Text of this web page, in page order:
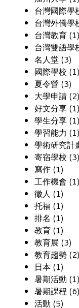
台灣國際學
台灣外僑學
台灣教育 (1)
台灣雙語學
名人堂 (3)
國際學校 (1)
夏令營 (3)
大學申請 (2)
好文分享 (1)
學生分享 (1)
學習能力 (1)
學術研究計
寄宿學校 (3)
寫作 (1)
工作機會 (1)
徵人 (1)
托福 (1)
排名 (1)
教育 (1)
教育展 (3)
教育趨勢 (2)
日本 (1)
暑期活動 (1)
暑期課程 (6)
活動 (5)